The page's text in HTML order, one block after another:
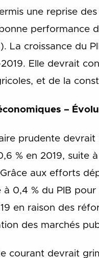
une reprise
performance
La croissance du
Elle devrait
et de la
–
prudente devrait
% en 2019, suite
aux efforts
à 0,4 % du PIB
en raison des
des marchés
courant devrait